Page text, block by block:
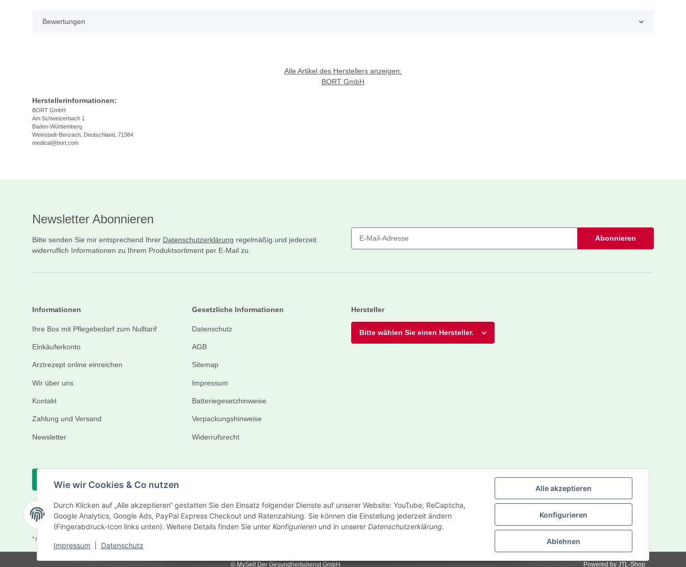
Alle akzeptieren
Konfigurieren
Ablehnen
Wie wir Cookies & Co nutzen
Durch Klicken auf „Alle akzeptieren“ gestatten Sie den Einsatz folgender Dienste auf unserer Website: YouTube, ReCaptcha,
Google Analytics, Google Ads, PayPal Express Checkout und Ratenzahlung. Sie können die Einstellung jederzeit ändern
(Fingerabdruck-Icon links unten). Weitere Details finden Sie unter Konfigurieren und in unserer Datenschutzerklärung.
Impressum Datenschutz
Bewertungen
Alle Artikel des Herstellers anzeigen:
BORT GmbH
Herstellerinformationen:
BORT GmbH
Am Schweizerbach 1
Baden-Württemberg
Weinstadt-Benzach, Deutschland, 71384
medical@bort.com
Newsletter Abonnieren
Bitte senden Sie mir entsprechend Ihrer Datenschutzerklärung regelmäßig und jederzeit
widerruflich Informationen zu Ihrem Produktsortiment per E-Mail zu.
Abonnieren
Informationen
Ihre Box mit Pflegebedarf zum Nulltarif
Einkäuferkonto
Arztrezept online einreichen
Wir über uns
Kontakt
Zahlung und Versand
Newsletter
Gesetzliche Informationen
Datenschutz
AGB
Sitemap
Impressum
Batteriegesetzhinweise
Verpackungshinweise
Widerrufsrecht
Hersteller
Bitte wählen Sie einen Hersteller.
Vertrag widerrufen
* Alle Preise inkl. gesetzlicher USt., zzgl.
© MySelf Der Gesundheitsdienst GmbH Powered by JTL-Shop